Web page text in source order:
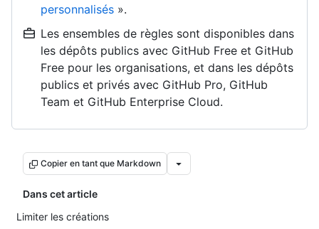
personnalisés ».
Les ensembles de règles sont disponibles dans
les dépôts publics avec GitHub Free et GitHub
Free pour les organisations, et dans les dépôts
publics et privés avec GitHub Pro, GitHub
Team et GitHub Enterprise Cloud.
Copier en tant que Markdown
Dans cet article
Limiter les créations